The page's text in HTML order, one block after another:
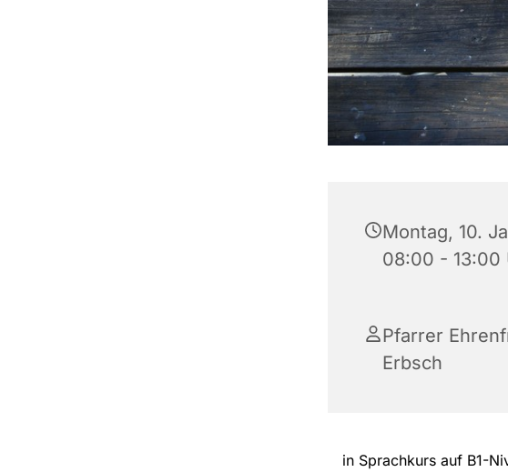
Montag, 10.
08:00 - 13:00
Pfarrer
Erbsch
in Sprachkurs auf B1-